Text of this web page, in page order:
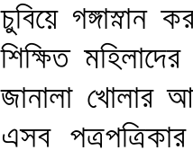
চুবিয়ে গঙ্গাস্নান
শিক্ষিত
জানালা খোলার
এসব